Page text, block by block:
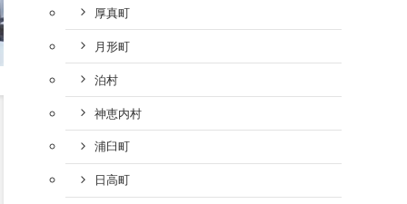
厚真町
月形町
泊村
神恵内村
浦臼町
日高町